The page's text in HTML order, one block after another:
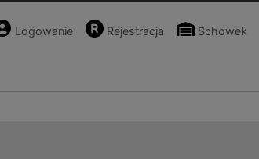
Logowanie Rejestracja Schowek